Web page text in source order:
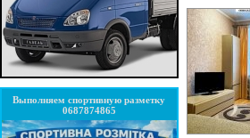
Выполняем спортивную разметку
0687874865